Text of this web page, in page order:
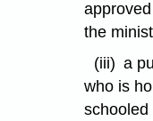
the
(iii) a
who is
schooled